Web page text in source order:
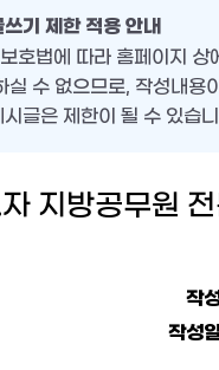
쓰기 제한 적용 안내
호법에 따라 홈페이지 상
실 수 없으므로, 작성내용
시글은 제한이 될 수 있습
지방공무원
작
작성